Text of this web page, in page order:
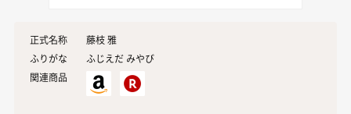
正式名称
藤枝 雅
ふりがな
ふじえだ みやび
関連商品